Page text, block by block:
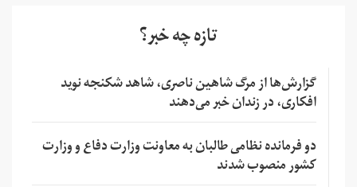
تازه چه خبر؟
گزارش‌ها از مرگ شاهین ناصری، شاهد شکنجه نوید
افکاری، در زندان خبر می‌دهند
دو فرمانده نظامی طالبان به معاونت وزارت دفاع و وزارت
کشور منصوب شدند